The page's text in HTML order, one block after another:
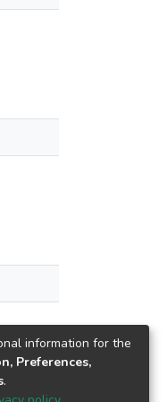
information for the
Preferences,
.